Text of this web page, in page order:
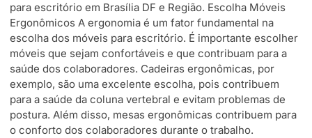
para escritório em Brasília DF e Região. Escolha Móveis
Ergonômicos A ergonomia é um fator fundamental na
escolha dos móveis para escritório. É importante escolher
móveis que sejam confortáveis e que contribuam para a
saúde dos colaboradores. Cadeiras ergonômicas, por
exemplo, são uma excelente escolha, pois contribuem
para a saúde da coluna vertebral e evitam problemas de
postura. Além disso, mesas ergonômicas contribuem para
o conforto dos colaboradores durante o trabalho.